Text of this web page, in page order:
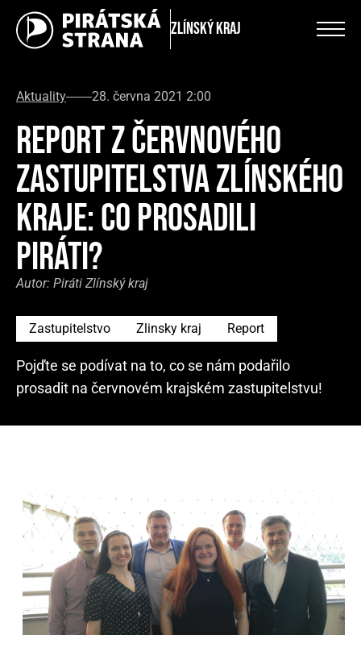
Zlínský kraj
Aktuality 28. června 2021 2:00
REPORT Z ČERVNOVÉHO
ZASTUPITELSTVA ZLÍNSKÉHO
KRAJE: CO PROSADILI
PIRÁTI?
Autor: Piráti Zlínský kraj
Zastupitelstvo Zlinsky kraj Report
Pojďte se podívat na to, co se nám podařilo
prosadit na červnovém krajském zastupitelstvu!